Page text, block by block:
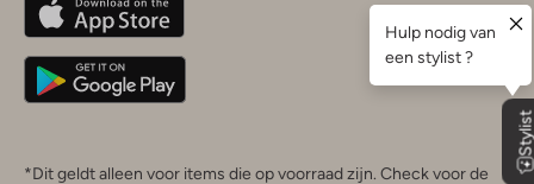
Deutschland
*Dit geldt alleen voor items die op voorraad zijn. Check voor de